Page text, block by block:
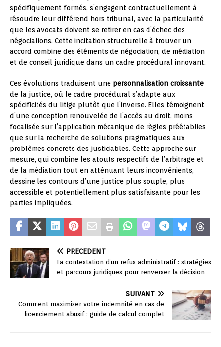
spécifiquement formés, s’engagent contractuellement à
résoudre leur différend hors tribunal, avec la particularité
que les avocats doivent se retirer en cas d’échec des
négociations. Cette incitation structurelle à trouver un
accord combine des éléments de négociation, de médiation
et de conseil juridique dans un cadre procédural innovant.
Ces évolutions traduisent une personnalisation croissante
de la justice, où le cadre procédural s’adapte aux
spécificités du litige plutôt que l’inverse. Elles témoignent
d’une conception renouvelée de l’accès au droit, moins
focalisée sur l’application mécanique de règles préétablies
que sur la recherche de solutions pragmatiques aux
problèmes concrets des justiciables. Cette approche sur
mesure, qui combine les atouts respectifs de l’arbitrage et
de la médiation tout en atténuant leurs inconvénients,
dessine les contours d’une justice plus souple, plus
accessible et potentiellement plus satisfaisante pour les
parties impliquées.
PRÉCÉDENT
La contestation d’un refus administratif : stratégies
et parcours juridiques pour renverser la décision
SUIVANT
Comment maximiser votre indemnité en cas de
licenciement abusif : guide de calcul complet